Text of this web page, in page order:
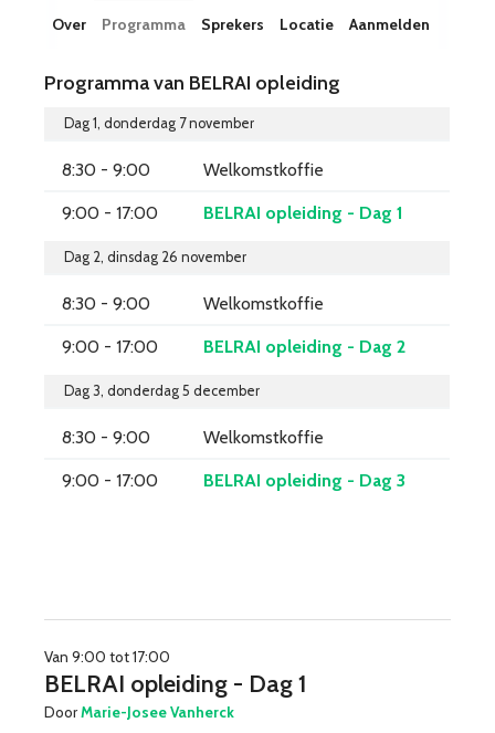
Over Programma Sprekers Locatie Aanmelden
Programma van BELRAI opleiding
Dag 1, donderdag 7 november
8:30 - 9:00 Welkomstkoffie
9:00 - 17:00 BELRAI opleiding - Dag 1
Dag 2, dinsdag 26 november
8:30 - 9:00 Welkomstkoffie
9:00 - 17:00 BELRAI opleiding - Dag 2
Dag 3, donderdag 5 december
8:30 - 9:00 Welkomstkoffie
9:00 - 17:00 BELRAI opleiding - Dag 3
Van 9:00 tot 17:00
BELRAI opleiding - Dag 1
DoorMarie-Josee Vanherck